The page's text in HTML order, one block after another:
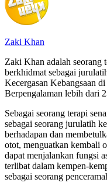
Zaki Khan
Zaki Khan adalah seorang
berkhidmat sebagai
Kecergasan Kebangsaan
Berpengalaman lebih dari
Sebagai seorang terapi
sebagai seorang jurulatih
berhadapan dan
otot, menguatkan kembali
dapat menjalankan fungsi
terlibat dalam kempen-
sebagai seorang